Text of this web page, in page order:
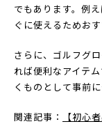
でもあります。例
ぐに使えるためおす
さらに、ゴルフグ
れば便利なアイテ
くものとして事前
関連記事：
【初心